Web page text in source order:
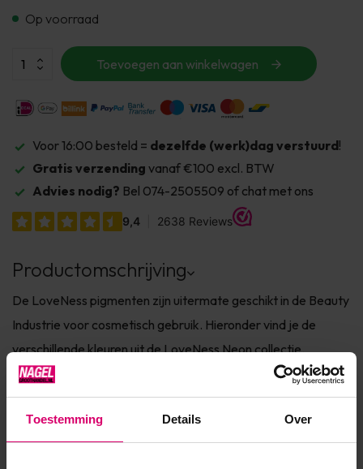
Toestemming Details Over
Op voorraad
Toevoegen aan winkelwagen
Voor 16:00 besteld = dezelfde (werk)dag verstuurd!
Gratis verzending vanaf €100 excl. BTW
Advies nodig? Bel 074-2505509 of chat met ons
Productomschrijving
De LoveNess pigmenten zijn uitermate geschikt in de Beauty
Industrie voor cosmetisch gebruik. Hieronder vind je de
verschillende kleuren uit de LoveNess Neon collectie.
Selecteer de kleur door deze aan te klikken en bestel deze
vervolgens door op de button "in winkelmandje" te klikken.
Video Step by Step LoveNess Pigmenten Geschikt...